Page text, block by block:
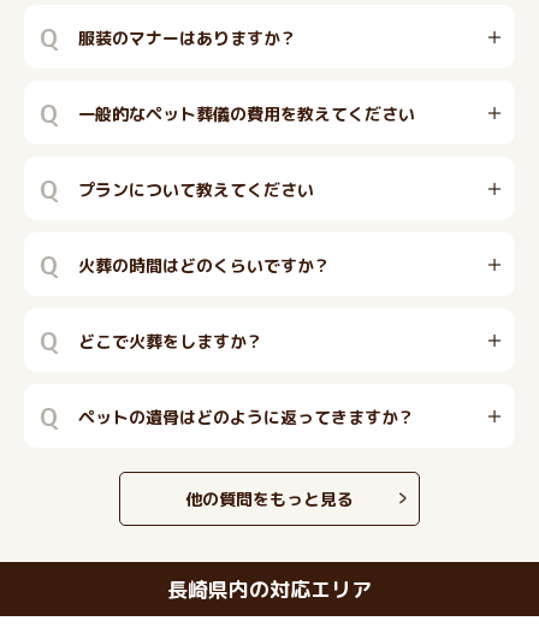
Q 服装のマナーはありますか？
Q 一般的なペット葬儀の費用を教えてください
Q プランについて教えてください
Q 火葬の時間はどのくらいですか？
Q どこで火葬をしますか？
Q ペットの遺骨はどのように返ってきますか？
他の質問をもっと見る
長崎県内の対応エリア